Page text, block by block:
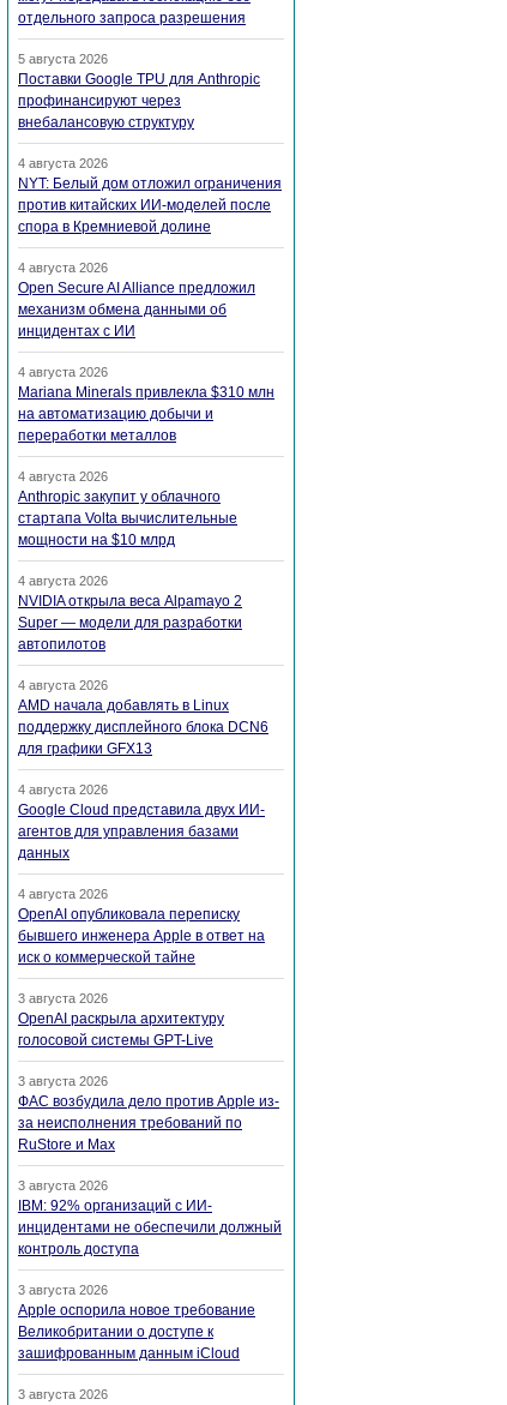
отдельного запроса разрешения
5 августа 2026
Поставки Google TPU для Anthropic
профинансируют через
внебалансовую структуру
4 августа 2026
NYT: Белый дом отложил ограничения
против китайских ИИ-моделей после
спора в Кремниевой долине
4 августа 2026
Open Secure AI Alliance предложил
механизм обмена данными об
инцидентах с ИИ
4 августа 2026
Mariana Minerals привлекла $310 млн
на автоматизацию добычи и
переработки металлов
4 августа 2026
Anthropic закупит у облачного
стартапа Volta вычислительные
мощности на $10 млрд
4 августа 2026
NVIDIA открыла веса Alpamayo 2
Super — модели для разработки
автопилотов
4 августа 2026
AMD начала добавлять в Linux
поддержку дисплейного блока DCN6
для графики GFX13
4 августа 2026
Google Cloud представила двух ИИ-
агентов для управления базами
данных
4 августа 2026
OpenAI опубликовала переписку
бывшего инженера Apple в ответ на
иск о коммерческой тайне
3 августа 2026
OpenAI раскрыла архитектуру
голосовой системы GPT-Live
3 августа 2026
ФАС возбудила дело против Apple из-
за неисполнения требований по
RuStore и Max
3 августа 2026
IBM: 92% организаций с ИИ-
инцидентами не обеспечили должный
контроль доступа
3 августа 2026
Apple оспорила новое требование
Великобритании о доступе к
зашифрованным данным iCloud
3 августа 2026